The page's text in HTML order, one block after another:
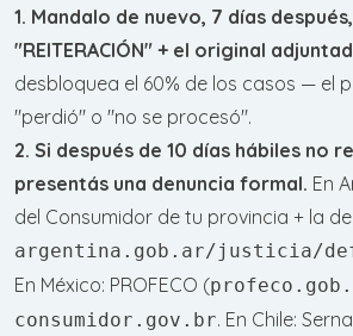
1. Mandalo de nuevo, 7 días
"REITERACIÓN" + el original
desbloquea el 60% de los casos — el
"perdió" o "no se procesó".
2. Si después de 10 días hábiles no
presentás una denuncia formal. En
del Consumidor de tu provincia + la
argentina.gob.ar/justicia/
En México: PROFECO (
consumidor.gov.br. En Chile: